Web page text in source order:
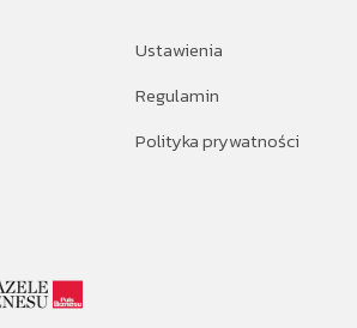
Ustawienia
Regulamin
Polityka prywatności